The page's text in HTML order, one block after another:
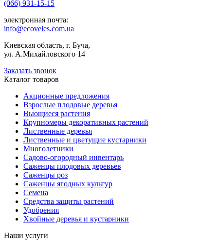
(066) 931-15-15
электронная почта:
info@ecoveles.com.ua
Киевская область, г. Буча,
ул. А.Михайловского 14
Заказать звонок
Каталог товаров
Акционные предложения
Взрослые плодовые деревья
Вьющиеся растения
Крупномеры декоративных растений
Лиственные деревья
Лиственные и цветущие кустарники
Многолетники
Садово-огородный инвентарь
Саженцы плодовых деревьев
Саженцы роз
Саженцы ягодных культур
Семена
Средства защиты растений
Удобрения
Хвойные деревья и кустарники
Наши услуги